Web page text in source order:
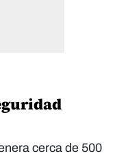
cerca de 500